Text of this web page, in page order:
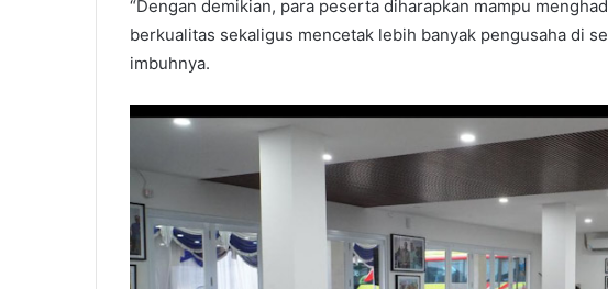
“Dengan demikian, para peserta diharapkan mampu
berkualitas sekaligus mencetak lebih banyak pengusaha di
imbuhnya.